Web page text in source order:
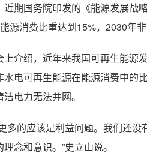
期国务院印发的《能源发展战
源消费比重达到15%，2030年
介绍，近年来我国可再生能源
电可再生能源在能源消费中的
电力无法并网。
多的应该是利益问题。我们还
念和意识。”史立山说。